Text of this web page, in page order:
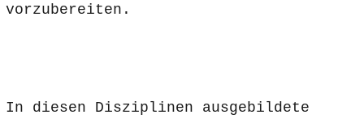
vorzubereiten.
In diesen Disziplinen ausgebildete